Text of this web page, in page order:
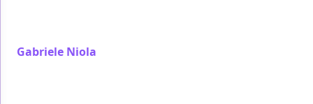
Gabriele Niola